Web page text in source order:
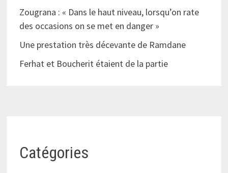
Zougrana : « Dans le haut niveau, lorsqu’on rate
des occasions on se met en danger »
Une prestation très décevante de Ramdane
Ferhat et Boucherit étaient de la partie
Catégories